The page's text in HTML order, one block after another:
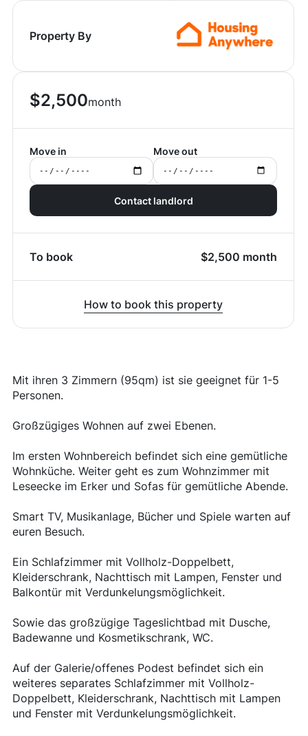
Property By
$2,500month
Move in Move out
Contact landlord
To book $2,500 month
How to book this property
Mit ihren 3 Zimmern (95qm) ist sie geeignet für 1-5
Personen.
Großzügiges Wohnen auf zwei Ebenen.
Im ersten Wohnbereich befindet sich eine gemütliche
Wohnküche. Weiter geht es zum Wohnzimmer mit
Leseecke im Erker und Sofas für gemütliche Abende.
Smart TV, Musikanlage, Bücher und Spiele warten auf
euren Besuch.
Ein Schlafzimmer mit Vollholz-Doppelbett,
Kleiderschrank, Nachttisch mit Lampen, Fenster und
Balkontür mit Verdunkelungsmöglichkeit.
Sowie das großzügige Tageslichtbad mit Dusche,
Badewanne und Kosmetikschrank, WC.
Auf der Galerie/offenes Podest befindet sich ein
weiteres separates Schlafzimmer mit Vollholz-
Doppelbett, Kleiderschrank, Nachttisch mit Lampen
und Fenster mit Verdunkelungsmöglichkeit.